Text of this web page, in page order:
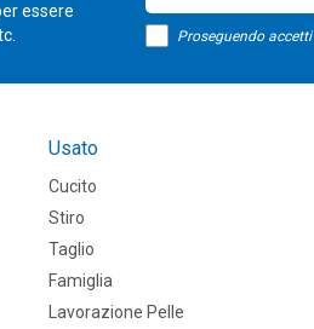
essere
Proseguendo accetti
Usato
Cucito
Stiro
Taglio
Famiglia
Lavorazione Pelle